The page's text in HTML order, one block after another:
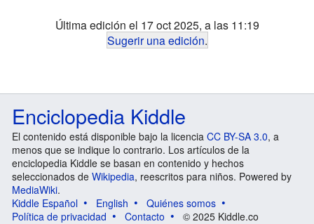
Última edición el 17 oct 2025, a las 11:19
Sugerir una edición.
Enciclopedia Kiddle
El contenido está disponible bajo la licencia CC BY-SA 3.0, a
menos que se indique lo contrario. Los artículos de la
enciclopedia Kiddle se basan en contenido y hechos
seleccionados de Wikipedia, reescritos para niños. Powered by
MediaWiki.
Kiddle Español
English
Quiénes somos
Política de privacidad
Contacto © 2025 Kiddle.co